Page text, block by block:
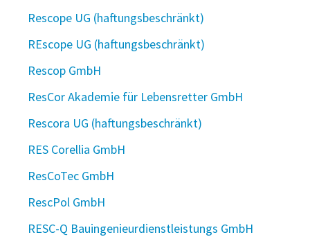
Rescope UG (haftungsbeschränkt)
REscope UG (haftungsbeschränkt)
Rescop GmbH
ResCor Akademie für Lebensretter GmbH
Rescora UG (haftungsbeschränkt)
RES Corellia GmbH
ResCoTec GmbH
RescPol GmbH
RESC-Q Bauingenieurdienstleistungs GmbH